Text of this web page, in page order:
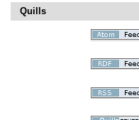
Quills